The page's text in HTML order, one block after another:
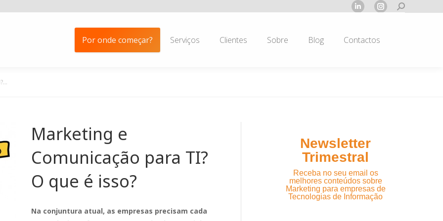
Linkedin
opens
Instagram
Search:
Por onde começar? Serviços Clientes Sobre Blog Contactos
Marketing e
Comunicação para TI?
O que é isso?
Na conjuntura atual, as empresas precisam cada
Newsletter
Trimestral
Receba no seu email os
melhores conteúdos sobre
Marketing para empresas de
Tecnologias de Informação